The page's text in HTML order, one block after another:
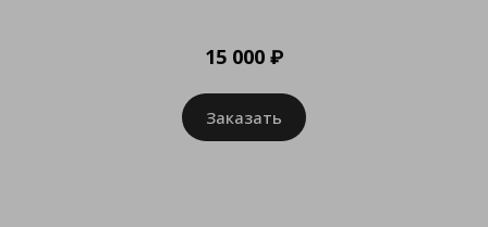
15 000 ₽
Заказать